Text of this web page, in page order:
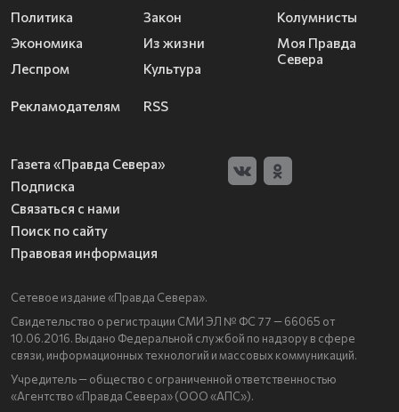
Политика
Экономика
Леспром
Закон
Из жизни
Культура
Колумнисты
Моя Правда
Севера
Рекламодателям RSS
Газета «Правда Севера»
Подписка
Связаться с нами
Поиск по сайту
Правовая информация
Сетевое издание «Правда Севера».
Свидетельство о регистрации СМИ ЭЛ № ФС 77 — 66065 от
10.06.2016. Выдано Федеральной службой по надзору в сфере
связи, информационных технологий и массовых коммуникаций.
Учредитель — общество с ограниченной ответственностью
«Агентство «Правда Севера» (ООО «АПС»).